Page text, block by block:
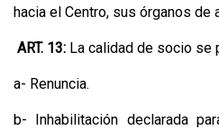
hacia el Centro, sus órganos de
ART. 13: La calidad de socio se
a- Renuncia.
b- Inhabilitación declarada